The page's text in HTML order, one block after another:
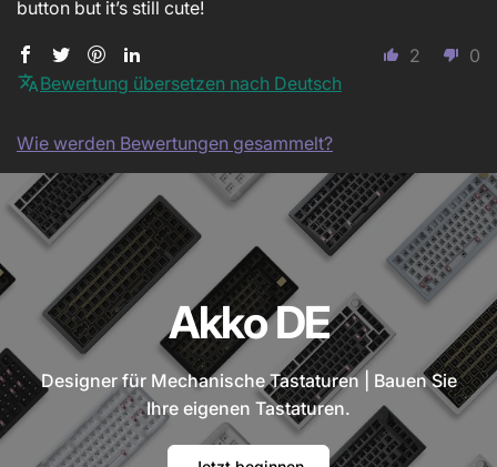
button but it’s still cute!
2
0
Bewertung übersetzen nach Deutsch
Wie werden Bewertungen gesammelt?
Akko DE
Designer für Mechanische Tastaturen | Bauen Sie
Ihre eigenen Tastaturen.